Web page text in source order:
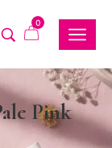
0
Pink